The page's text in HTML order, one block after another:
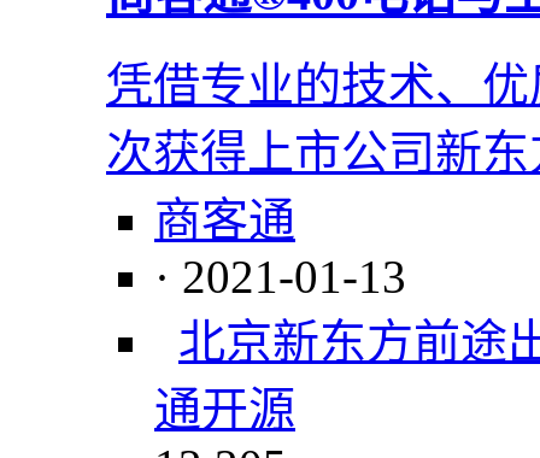
凭借专业的技术、
次获得上市公司新
商客通
· 2021-01-13
北京新东方前途
通开源